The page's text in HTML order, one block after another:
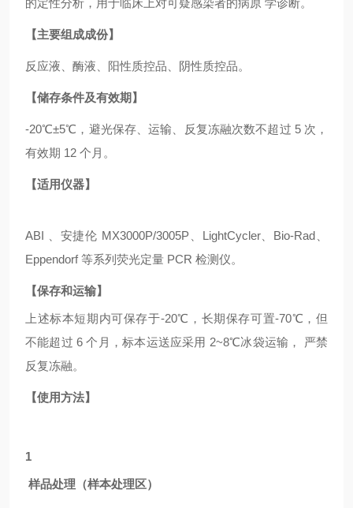
的定性分析，用于临床上对可疑感染者的病原 学诊断。
【主要组成成份】
反应液、酶液、阳性质控品、阴性质控品。
【储存条件及有效期】
-20℃±5℃，避光保存、运输、反复冻融次数不超过 5 次，
有效期 12 个月。
【适用仪器】
ABI 、安捷伦 MX3000P/3005P、LightCycler、Bio-Rad、
Eppendorf 等系列荧光定量 PCR 检测仪。
【保存和运输】
上述标本短期内可保存于-20℃，长期保存可置-70℃，但
不能超过 6 个月，标本运送应采用 2~8℃冰袋运输， 严禁
反复冻融。
【使用方法】
1
样品处理（样本处理区）